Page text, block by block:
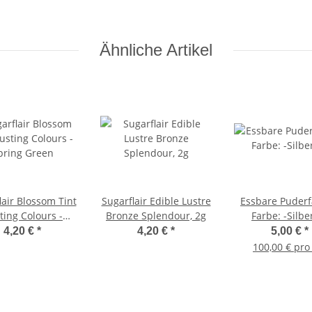
Ähnliche Artikel
Blossom Tint
Colours -
Green
4,20 € *
Sugarflair Edible Lustre
Bronze Splendour, 2g
4,20 € *
Essbare
Farbe: -
5,00 € *
100,00 €